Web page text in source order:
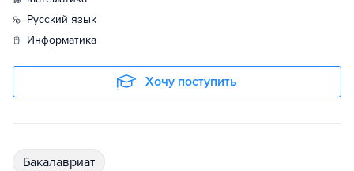
русский язык
информатика
Хочу поступить
бакалавриат